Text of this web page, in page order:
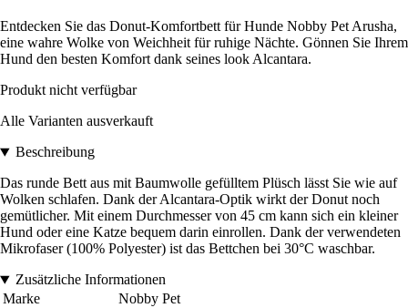
Entdecken Sie das Donut-Komfortbett für Hunde Nobby Pet Arusha,
eine wahre Wolke von Weichheit für ruhige Nächte. Gönnen Sie Ihrem
Hund den besten Komfort dank seines look Alcantara.
Produkt nicht verfügbar
Alle Varianten ausverkauft
Beschreibung
Das runde Bett aus mit Baumwolle gefülltem Plüsch lässt Sie wie auf
Wolken schlafen. Dank der Alcantara-Optik wirkt der Donut noch
gemütlicher. Mit einem Durchmesser von 45 cm kann sich ein kleiner
Hund oder eine Katze bequem darin einrollen. Dank der verwendeten
Mikrofaser (100% Polyester) ist das Bettchen bei 30°C waschbar.
Zusätzliche Informationen
Marke
Nobby Pet